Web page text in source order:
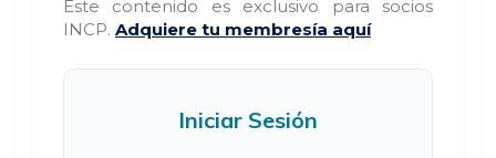
Este contenido es exclusivo para socios
INCP. Adquiere tu membresía aquí
Iniciar Sesión